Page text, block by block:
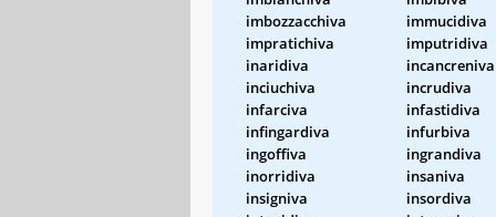
imbozzacchiva
immucidiva
impratichiva
imputridiva
inaridiva
incancreniva
inciuchiva
incrudiva
infarciva
infastidiva
infingardiva
infurbiva
ingoffiva
ingrandiva
inorridiva
insaniva
insigniva
insordiva